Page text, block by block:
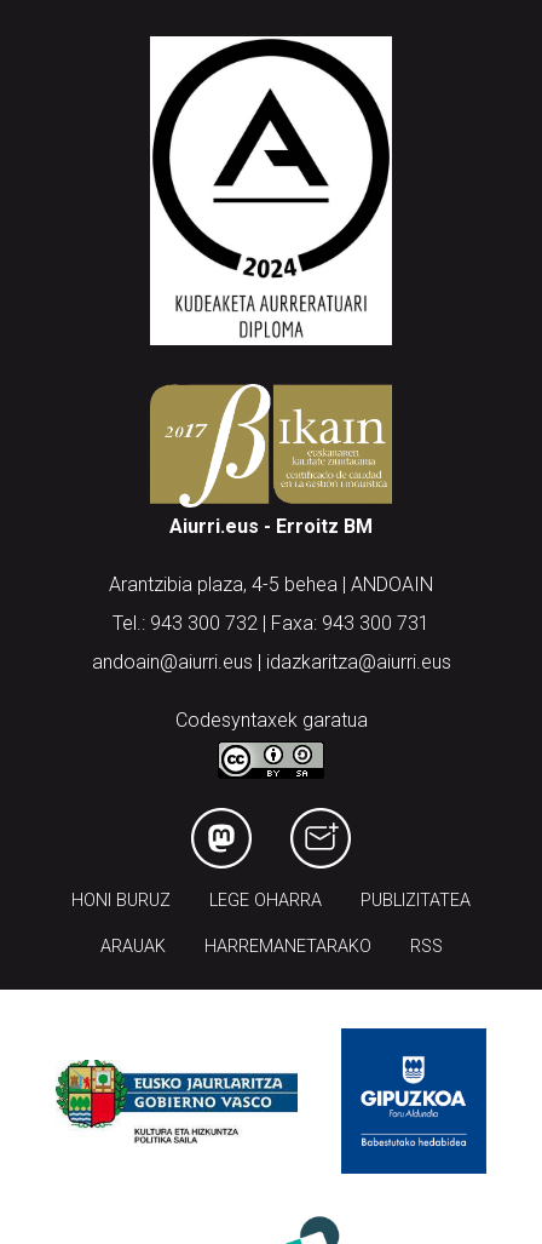
Aiurri.eus - Erroitz BM
Arantzibia plaza, 4-5 behea | ANDOAIN
Tel.: 943 300 732 | Faxa: 943 300 731
andoain@aiurri.eus | idazkaritza@aiurri.eus
Codesyntaxek garatua
HONI BURUZ LEGE OHARRA PUBLIZITATEA
ARAUAK HARREMANETARAKO RSS